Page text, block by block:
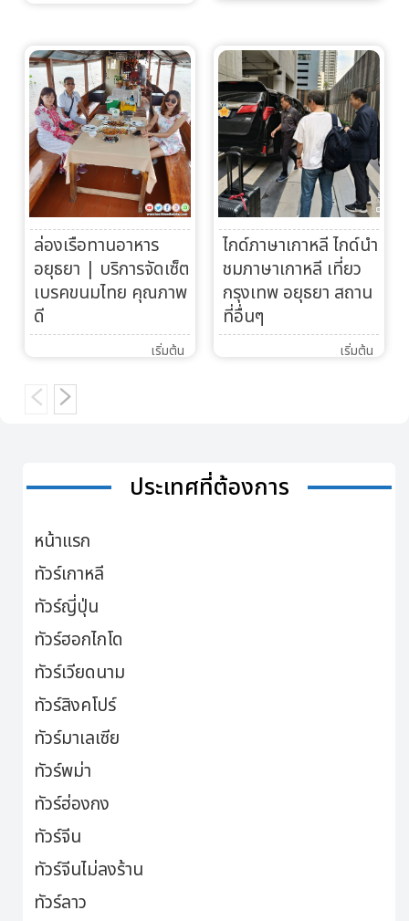
ล่องเรือทานอาหาร
อยุธยา | บริการจัดเซ็ต
เบรคขนมไทย คุณภาพ
ดี
เริ่มต้น
ไกด์ภาษาเกาหลี ไกด์นำ
ชมภาษาเกาหลี เที่ยว
กรุงเทพ อยุธยา สถาน
ที่อื่นๆ
เริ่มต้น
ประเทศที่ต้องการ
หน้าแรก
ทัวร์เกาหลี
ทัวร์ญี่ปุ่น
ทัวร์ฮอกไกโด
ทัวร์เวียดนาม
ทัวร์สิงคโปร์
ทัวร์มาเลเซีย
ทัวร์พม่า
ทัวร์ฮ่องกง
ทัวร์จีน
ทัวร์จีนไม่ลงร้าน
ทัวร์ลาว